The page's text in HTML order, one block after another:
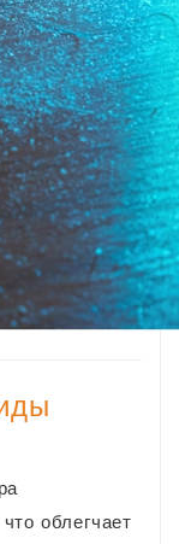
облегчает